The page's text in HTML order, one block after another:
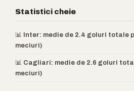
Statistici cheie
📊 Inter: medie de 2.4 goluri totale
meciuri)
📊 Cagliari: medie de 2.6 goluri
meciuri)